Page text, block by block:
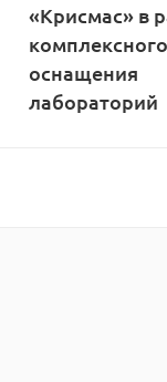
«Крисмас» в
комплексного
оснащения
лабораторий